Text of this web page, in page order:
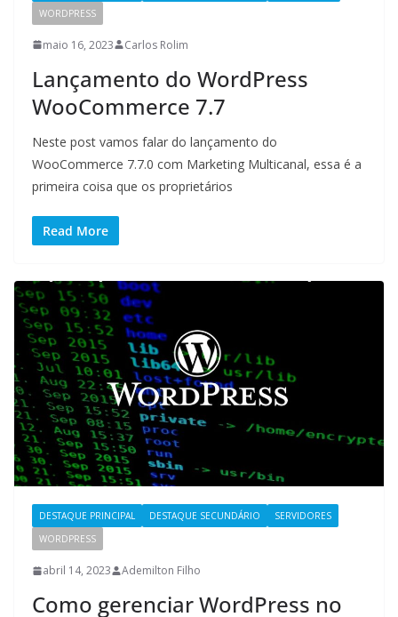
WORDPRESS
maio 16, 2023 Carlos Rolim
Lançamento do WordPress
WooCommerce 7.7
Neste post vamos falar do lançamento do
WooCommerce 7.7.0 com Marketing Multicanal, essa é a
primeira coisa que os proprietários
Read More
DESTAQUE PRINCIPAL DESTAQUE SECUNDÁRIO
SERVIDORES
WORDPRESS
abril 14, 2023 Ademilton Filho
Como gerenciar WordPress no